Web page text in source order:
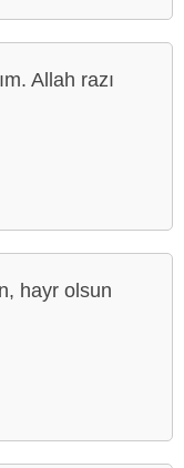
Allah razı
hayr olsun